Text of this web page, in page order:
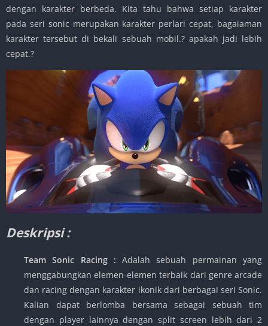
dengan karakter berbeda. Kita tahu bahwa setiap karakter
pada seri sonic merupakan karakter perlari cepat, bagaiaman
karakter tersebut di bekali sebuah mobil.? apakah jadi lebih
cepat.?
Deskripsi :
Team Sonic Racing :Adalah sebuah permainan yang
menggabungkan elemen-elemen terbaik dari genre arcade
dan racing dengan karakter ikonik dari berbagai seri Sonic.
Kalian dapat berlomba bersama sebagai sebuah tim
dengan player lainnya dengan split screen lebih dari 2